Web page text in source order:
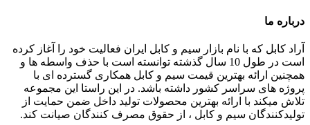
درباره ما
آراد کابل که با نام بازار سیم و کابل ایران فعالیت خود را آغاز کرده
است در طول 10 سال گذشته توانسته است با حذف واسطه ها و
همچنین ارائه بهترین قیمت سیم و کابل همکاری گسترده ای با
پروژه های سراسر کشور داشته باشد. در این راستا این مجموعه
تلاش میکند با ارائه بهترین محصولات تولید داخل ضمن حمایت از
تولیدکنندگان سیم و کابل ، از حقوق مصرف کنندگان صیانت کند.